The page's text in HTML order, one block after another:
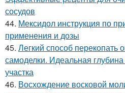
сосудов
44. Мексидол инструкция по
применения и дозы
45. Легкий способ перекопать
самоделки. Идеальная
участка
46. Восхождение восковой